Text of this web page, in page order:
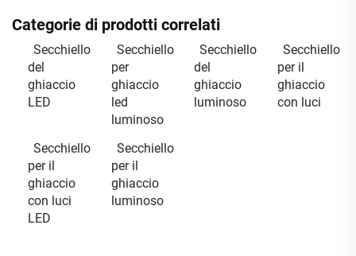
Categorie di prodotti correlati
Secchiello
del
ghiaccio
LED
Secchiello
per
ghiaccio
led
luminoso
Secchiello
del
ghiaccio
luminoso
Secchiello
per il
ghiaccio
con luci
Secchiello
per il
ghiaccio
con luci
LED
Secchiello
per il
ghiaccio
luminoso